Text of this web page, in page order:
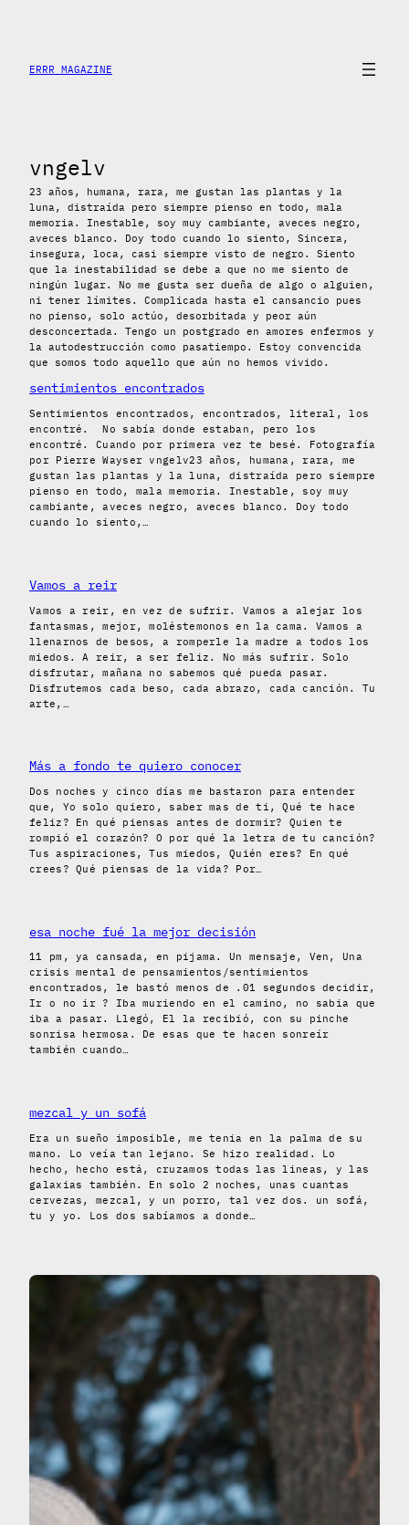
contenido
ERRR MAGAZINE
vngelv
23 años, humana, rara, me gustan las plantas y la
luna, distraída pero siempre pienso en todo, mala
memoria. Inestable, soy muy cambiante, aveces negro,
aveces blanco. Doy todo cuando lo siento, Sincera,
insegura, loca, casi siempre visto de negro. Siento
que la inestabilidad se debe a que no me siento de
ningún lugar. No me gusta ser dueña de algo o alguien,
ni tener límites. Complicada hasta el cansancio pues
no pienso, solo actúo, desorbitada y peor aún
desconcertada. Tengo un postgrado en amores enfermos y
la autodestrucción como pasatiempo. Estoy convencida
que somos todo aquello que aún no hemos vivido.
sentimientos encontrados
Sentimientos encontrados, encontrados, literal, los
encontré. No sabía donde estaban, pero los
encontré. Cuando por primera vez te besé. Fotografía
por Pierre Wayser vngelv23 años, humana, rara, me
gustan las plantas y la luna, distraída pero siempre
pienso en todo, mala memoria. Inestable, soy muy
cambiante, aveces negro, aveces blanco. Doy todo
cuando lo siento,…
Vamos a reir
Vamos a reir, en vez de sufrir. Vamos a alejar los
fantasmas, mejor, moléstemonos en la cama. Vamos a
llenarnos de besos, a romperle la madre a todos los
miedos. A reir, a ser feliz. No más sufrir. Solo
disfrutar, mañana no sabemos qué pueda pasar.
Disfrutemos cada beso, cada abrazo, cada canción. Tu
arte,…
Más a fondo te quiero conocer
Dos noches y cinco días me bastaron para entender
que, Yo solo quiero, saber mas de ti, Qué te hace
feliz? En qué piensas antes de dormir? Quien te
rompió el corazón? O por qué la letra de tu canción?
Tus aspiraciones, Tus miedos, Quién eres? En qué
crees? Qué piensas de la vida? Por…
esa noche fué la mejor decisión
11 pm, ya cansada, en pijama. Un mensaje, Ven, Una
crisis mental de pensamientos/sentimientos
encontrados, le bastó menos de .01 segundos decidir,
Ir o no ir ? Iba muriendo en el camino, no sabia que
iba a pasar. Llegó, El la recibió, con su pinche
sonrisa hermosa. De esas que te hacen sonreír
también cuando…
mezcal y un sofá
Era un sueño imposible, me tenia en la palma de su
mano. Lo veía tan lejano. Se hizo realidad. Lo
hecho, hecho está, cruzamos todas las lineas, y las
galaxias también. En solo 2 noches, unas cuantas
cervezas, mezcal, y un porro, tal vez dos. un sofá,
tu y yo. Los dos sabíamos a donde…